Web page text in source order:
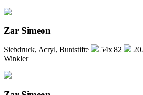
Zar Simeon
Siebdruck, Acryl, Buntstifte 54x 82
Winkler